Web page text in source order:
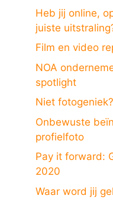
Heb jij online,
juiste
Film en video
NOA
spotlight
Niet fotogeniek?
Onbewuste
profielfoto
Pay it forward:
2020
Waar word jij